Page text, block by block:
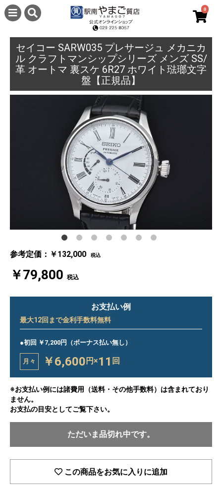
0
セイコー SARW035 プレサージュ メカニカ
ル クラフトマンシップシリーズ メンズ SS/
革 オートマ 裏スケ 6R27 ホワイト琺瑯文字
盤【正規品】
参考定価：￥132,000 税込
￥79,800 税込
お支払い例
最大12回まで金利手数料無料
●初回 ￥7,200円（ボーナス払い無し）
月々 ￥6,600 円×11 回
※お支払い例には諸費用（送料・その他手数料）は含まれており
ません。
お支払の目安としてご覧下さい。
ただいま品切れ中です。
この商品をお気に入りに追加